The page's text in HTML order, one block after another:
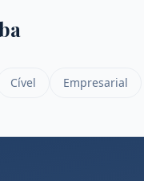
Cível Empresarial